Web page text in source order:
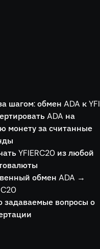
шагом: обмен ADA к YFI
ADA на
монету за считанные
YFIERC20 из любой
обмен ADA →
задаваемые вопросы о